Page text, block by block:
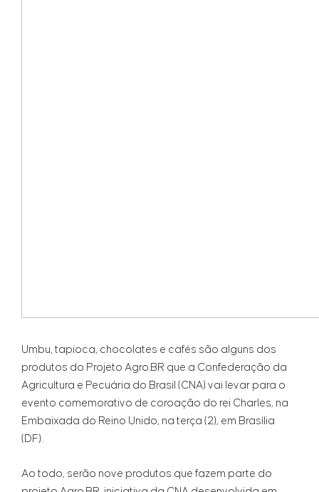
Umbu, tapioca, chocolates e cafés são alguns dos
produtos do Projeto Agro.BR que a Confederação da
Agricultura e Pecuária do Brasil (CNA) vai levar para o
evento comemorativo de coroação do rei Charles, na
Embaixada do Reino Unido, na terça (2), em Brasília
(DF).
Ao todo, serão nove produtos que fazem parte do